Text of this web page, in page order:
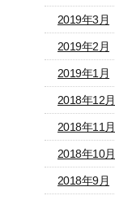
2019年3月
2019年2月
2019年1月
2018年12月
2018年11月
2018年10月
2018年9月